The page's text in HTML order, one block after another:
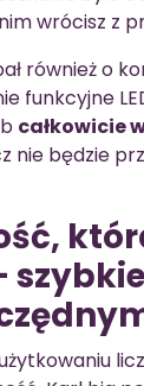
wrócisz z
również o
funkcyjne
całkowicie
nie będzie